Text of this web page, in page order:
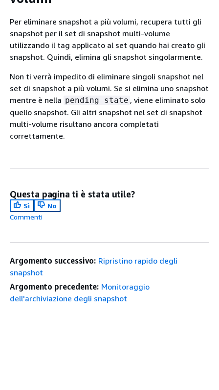
Per eliminare snapshot a più volumi, recupera tutti gli
snapshot per il set di snapshot multi-volume
utilizzando il tag applicato al set quando hai creato gli
snapshot. Quindi, elimina gli snapshot singolarmente.
Non ti verrà impedito di eliminare singoli snapshot nel
set di snapshot a più volumi. Se si elimina uno snapshot
mentre è nella pending state , viene eliminato solo
quello snapshot. Gli altri snapshot nel set di snapshot
multi-volume risultano ancora completati
correttamente.
Questa pagina ti è stata utile?
Sì
No
Commenti
Argomento successivo: Ripristino rapido degli
snapshot
Argomento precedente: Monitoraggio
dell'archiviazione degli snapshot